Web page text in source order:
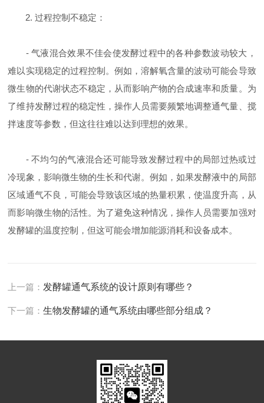
2. 过程控制不稳定：
- 气液混合效果不佳会使发酵过程中的各种参数波动较大，
难以实现稳定的过程控制。例如，溶解氧含量的波动可能会导致
微生物的代谢状态不稳定，从而影响产物的合成速率和质量。为
了维持发酵过程的稳定性，操作人员需要频繁地调整通气量、搅
拌速度等参数，但这往往难以达到理想的效果。
- 不均匀的气液混合还可能导致发酵过程中的局部过热或过
冷现象，影响微生物的生长和代谢。例如，如果发酵液中的局部
区域通气不良，可能会导致该区域的热量积累，使温度升高，从
而影响微生物的活性。为了避免这种情况，操作人员需要加强对
发酵罐的温度控制，但这可能会增加能源消耗和设备成本。
上一篇： 发酵罐通气系统的设计原则有哪些？
下一篇：生物发酵罐的通气系统由哪些部分组成？